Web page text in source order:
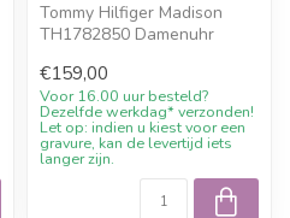
Tommy Hilfiger Madison
TH1782850 Damenuhr
Willkommensrabat...
€159,00
Voor 16.00 uur besteld?
Dezelfde werkdag* verzonden!
Let op: indien u kiest voor een
gravure, kan de levertijd iets
langer zijn.